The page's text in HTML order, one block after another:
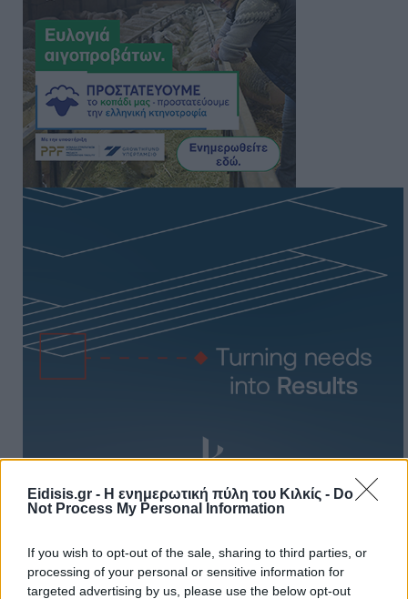
Eidisis.gr - Η ενημερωτική πύλη του Κιλκίς - Do
Not Process My Personal Information
If you wish to opt-out of the sale, sharing to third parties, or
processing of your personal or sensitive information for
targeted advertising by us, please use the below opt-out
Πρωινή